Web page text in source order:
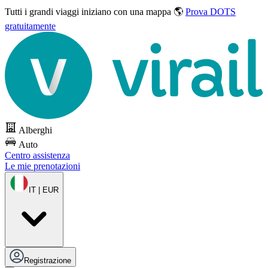
Tutti i grandi viaggi iniziano con una mappa 🌎 Prova DOTS
gratuitamente
Alberghi
Auto
Centro assistenza
Le mie prenotazioni
IT | EUR
Registrazione